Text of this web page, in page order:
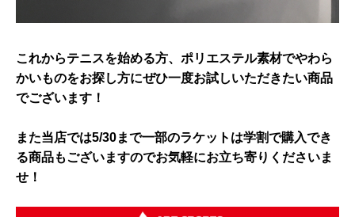
これからテニスを始める方、ポリエステル素材でやわら
かいものをお探し方にぜひ一度お試しいただきたい商品
でございます！
また当店では5/30まで一部のラケットは学割で購入でき
る商品もございますのでお気軽にお立ち寄りくださいま
せ！